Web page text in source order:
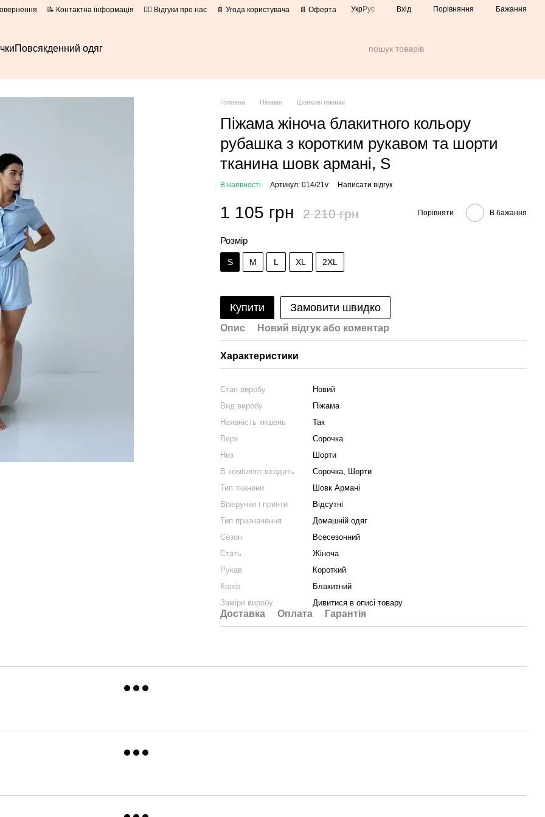
📝 Контактна інформація 👍🏻 Відгуки про нас 📄 Угода користувача 📄 Оферта УкрРус Вхід Порівняння Бажання
Повсякденний одяг
Головна Піжами Шовкові піжами
Піжама жіноча блакитного кольору
рубашка з коротким рукавом та шорти
тканина шовк армані, S
В наявності Артикул: 014/21v Написати відгук
1 105 грн 2 210 грн Порівняти В бажання
Розмір
S M L XL 2XL
Купити Замовити швидко
Опис Новий відгук або коментар
Характеристики
Стан виробу
Новий
Вид виробу
Піжама
Наявність кишень
Так
Верх
Сорочка
Низ
Шорти
В комплект входить
Сорочка, Шорти
Тип тканини
Шовк Армані
Візерунки і принти
Відсутні
Тип призначення
Домашній одяг
Сезон
Всесезонний
Стать
Жіноча
Рукав
Короткий
Колір
Блакитний
Заміри виробу
Дивитися в описі товару
Доставка Оплата Гарантія